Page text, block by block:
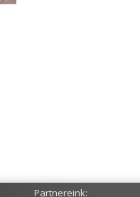
Partnereink: